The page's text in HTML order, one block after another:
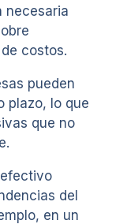
necesaria
costos.
pueden
plazo, lo que
que no
del
en un